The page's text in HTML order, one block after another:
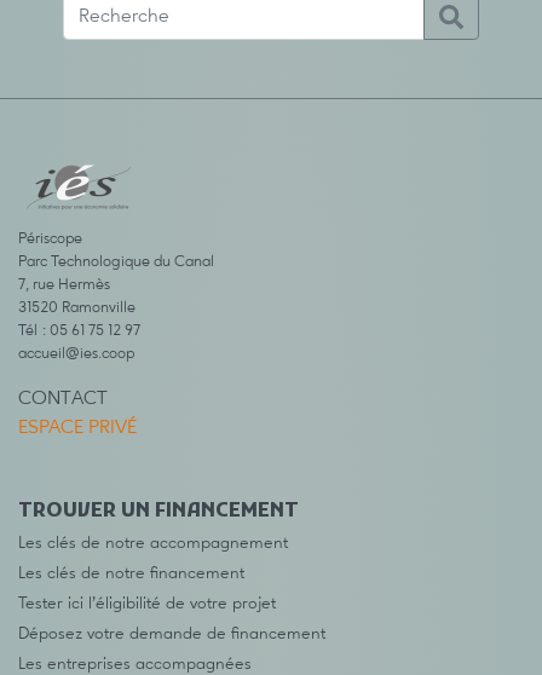
Périscope
Parc Technologique du Canal
7, rue Hermès
31520 Ramonville
Tél : 05 61 75 12 97
accueil@ies.coop
CONTACT
ESPACE PRIVÉ
TROUVER UN FINANCEMENT
Les clés de notre accompagnement
Les clés de notre financement
Tester ici l’éligibilité de votre projet
Déposez votre demande de financement
Les entreprises accompagnées